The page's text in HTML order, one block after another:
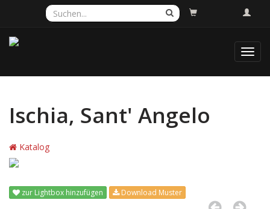
Ischia, Sant' Angelo
Katalog
zur Lightbox hinzufügen Download Muster